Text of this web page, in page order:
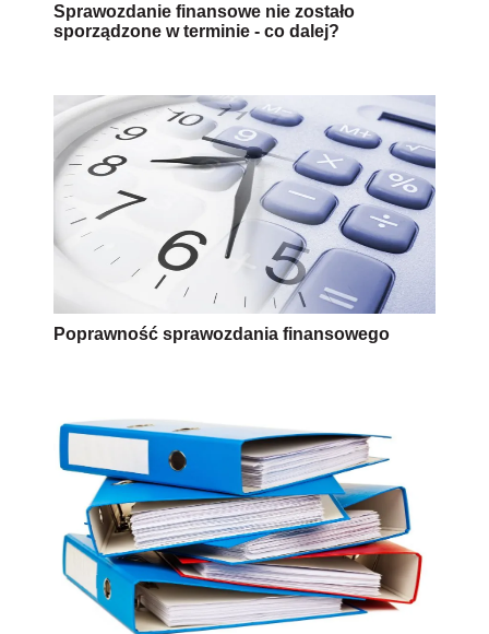
Sprawozdanie finansowe nie zostało
sporządzone w terminie - co dalej?
Poprawność sprawozdania finansowego